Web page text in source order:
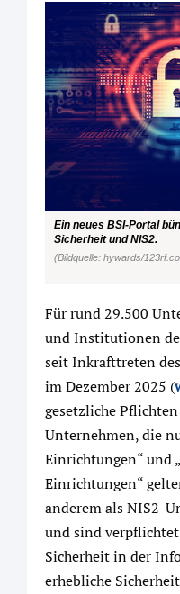
Ein neues BSI-Portal
Sicherheit und NIS2.
(Bildquelle: hywards/
Für rund 29.500
und Institutionen
seit Inkrafttreten
im Dezember 2025 (
gesetzliche
Unternehmen, die
Einrichtungen“ und
Einrichtungen“
anderem als NIS2-
und sind
Sicherheit in der
erhebliche